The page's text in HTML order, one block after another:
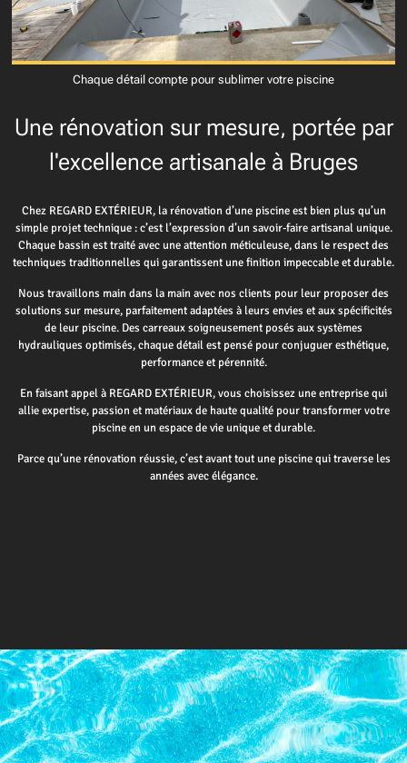
Chaque détail compte pour sublimer votre piscine
Une rénovation sur mesure, portée par
l'excellence artisanale à Bruges
Chez REGARD EXTÉRIEUR, la rénovation d’une piscine est bien plus qu’un
simple projet technique : c’est l’expression d’un savoir-faire artisanal unique.
Chaque bassin est traité avec une attention méticuleuse, dans le respect des
techniques traditionnelles qui garantissent une finition impeccable et durable.
Nous travaillons main dans la main avec nos clients pour leur proposer des
solutions sur mesure, parfaitement adaptées à leurs envies et aux spécificités
de leur piscine. Des carreaux soigneusement posés aux systèmes
hydrauliques optimisés, chaque détail est pensé pour conjuguer esthétique,
performance et pérennité.
En faisant appel à REGARD EXTÉRIEUR, vous choisissez une entreprise qui
allie expertise, passion et matériaux de haute qualité pour transformer votre
piscine en un espace de vie unique et durable.
Parce qu’une rénovation réussie, c’est avant tout une piscine qui traverse les
années avec élégance.